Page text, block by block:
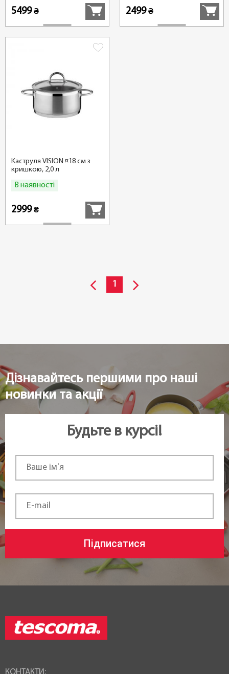
5499₴ 2499₴
Каструля VISION ¤18 см з
кришкою, 2,0 л
В наявності
2999₴
1
Дізнавайтесь першими про наші
новинки та акції
Будьте в курсі!
Підписатися
КОНТАКТИ: